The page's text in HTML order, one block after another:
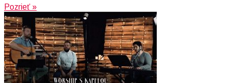
Pozrieť »